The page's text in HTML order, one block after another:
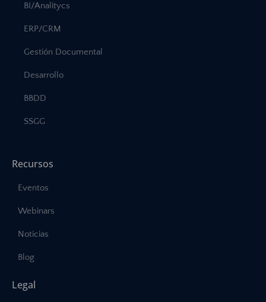
BI/Analitycs
ERP/CRM
Gestión Documental
Desarrollo
BBDD
SSGG
Recursos
Eventos
Webinars
Noticias
Blog
Legal